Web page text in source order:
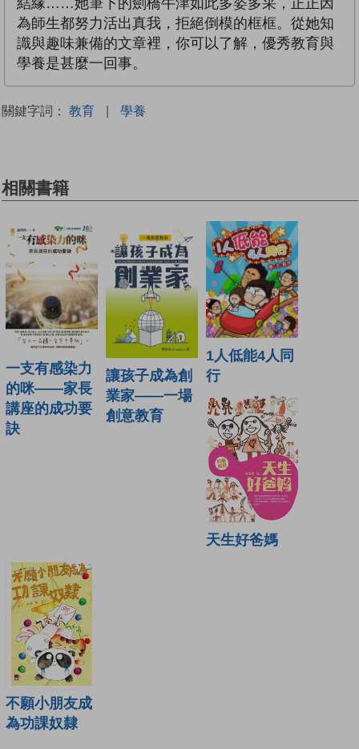
為師生都努力活出真我，拒絕倒模的框框。從她知
識與趣味兼備的文章裡，你可以了解，優秀教育與
學養是甚麼一回事。
關鍵字詞： 教育 | 學養
相關書籍
一支有感染力
的咪——家長
講座的成功要
訣
讓孩子成為創
業家——一場
創意教育
1人低能4人同
行
天生好爸媽
不願小朋友成
為功課奴隸